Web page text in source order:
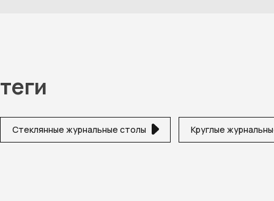
теги
Стеклянные журнальные столы Круглые